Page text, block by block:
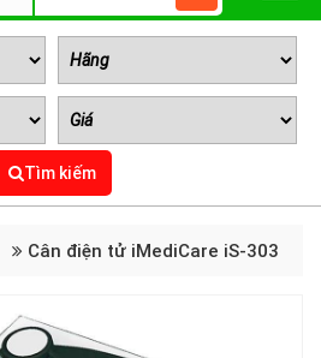
Tìm kiếm
Cân điện tử iMediCare iS-303